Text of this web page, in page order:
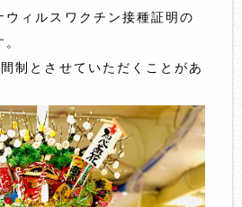
ィルスワクチン接種証明の
制とさせていただくことがあ